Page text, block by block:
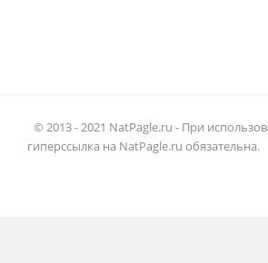
© 2013 - 2021 NatPagle.ru - При
гиперссылка на NatPagle.ru обязательна.